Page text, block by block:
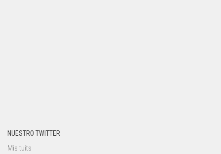
NUESTRO TWITTER
Mis tuits